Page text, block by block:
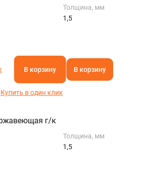
Толщина, мм
1,5
В корзину В корзину
Купить в один клик
г/к
Толщина, мм
1,5